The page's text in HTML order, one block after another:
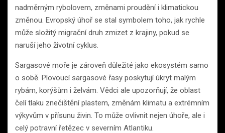
nadměrným rybolovem, změnami proudění i klimatickou
změnou. Evropský úhoř se stal symbolem toho, jak rychle
může složitý migrační druh zmizet z krajiny, pokud se
naruší jeho životní cyklus.
Sargasové moře je zároveň důležité jako ekosystém samo
o sobě. Plovoucí sargasové řasy poskytují úkryt malým
rybám, korýšům i želvám. Vědci ale upozorňují, že oblast
čelí tlaku znečištění plastem, změnám klimatu a extrémním
výkyvům v přísunu živin. To může ovlivnit nejen úhoře, ale i
celý potravní řetězec v severním Atlantiku.